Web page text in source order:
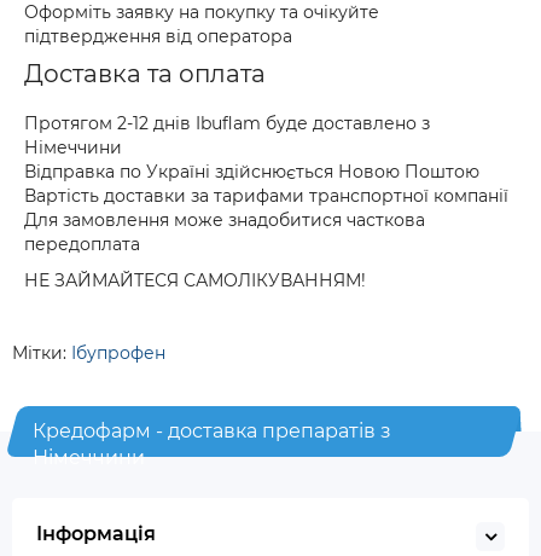
Оформіть заявку на покупку та очікуйте
підтвердження від оператора
Доставка та оплата
Протягом 2-12 днів Ibuflam буде доставлено з
Німеччини
Відправка по Україні здійснюється Новою Поштою
Вартість доставки за тарифами транспортної компанії
Для замовлення може знадобитися часткова
передоплата
НЕ ЗАЙМАЙТЕСЯ САМОЛІКУВАННЯМ!
Мітки: Ібупрофен
Кредофарм - доставка препаратів з
Німеччини
Інформація